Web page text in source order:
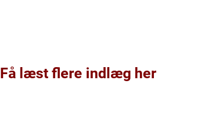
Få læst flere indlæg her